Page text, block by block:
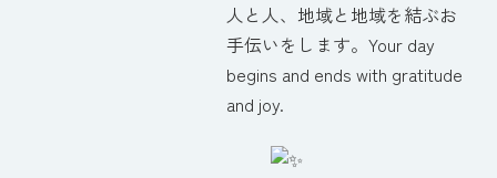
人と人、地域と地域を結ぶお
手伝いをします。Your day
begins and ends with gratitude
and joy.